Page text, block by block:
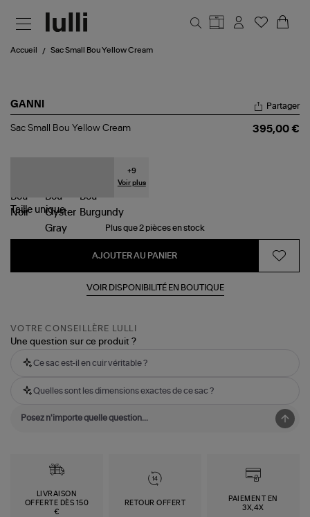
Accueil Sac Small Bou Yellow Cream
GANNI
Sac
Partager
Sac Small Bou Yellow Cream 395,00 €
+9
Voir plus
Taille unique
Plus que 2 pièces en stock
AJOUTER AU PANIER
VOIR DISPONIBILITÉ EN BOUTIQUE
VOTRE CONSEILLÈRE LULLI
Une question sur ce produit ?
Ce sac est-il en cuir véritable ?
Quelles sont les dimensions exactes de ce sac ?
LIVRAISON
OFFERTE DÈS 150
€
RETOUR OFFERT
PAIEMENT EN
3X,4X